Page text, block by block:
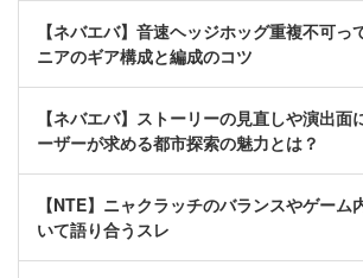
【ネバエバ】音速ヘッジホッグ重複不可っ
ニアのギア構成と編成のコツ
【ネバエバ】ストーリーの見直しや演出面
ーザーが求める都市探索の魅力とは？
【NTE】ニャクラッチのバランスやゲーム
いて語り合うスレ